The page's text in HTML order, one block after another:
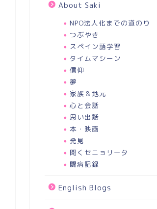
About Saki
NPO法人化までの道のり
つぶやき
スペイン語学習
タイムマシーン
信仰
夢
家族＆地元
心と会話
思い出話
本・映画
発見
聞くセニョリータ
闘病記録
English Blogs